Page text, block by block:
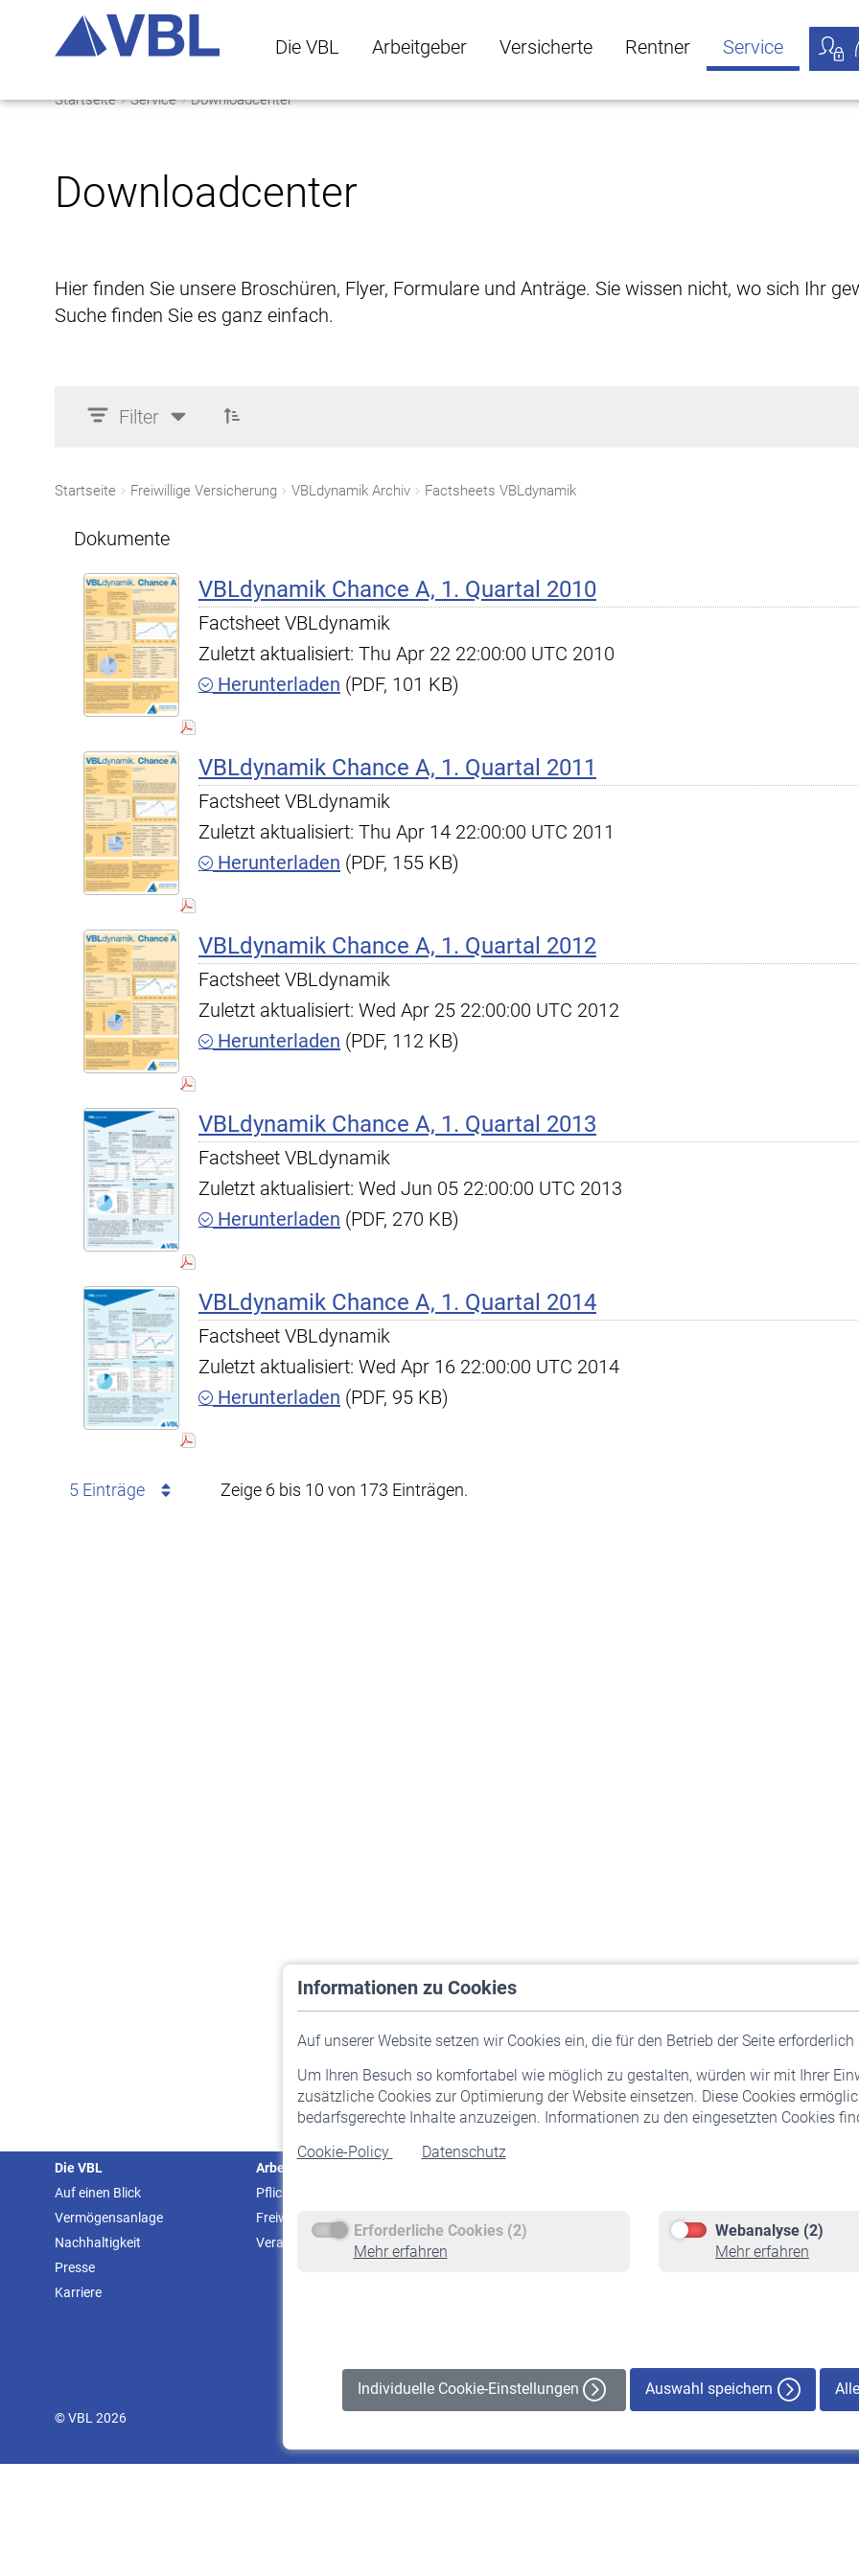
Die VBL Arbeitgeber Versicherte Rentner Service
Startseite Service Downloadcenter
Downloadcenter
Hier finden Sie unsere Broschüren, Flyer, Formulare und Anträge. Sie wissen nicht, wo sich Ihr
Suche finden Sie es ganz einfach.
Filter
Startseite Freiwillige Versicherung VBLdynamik Archiv Factsheets VBLdynamik
Dokumente
VBLdynamik Chance A, 1. Quartal 2010
Factsheet VBLdynamik
Zuletzt aktualisiert: Thu Apr 22 22:00:00 UTC 2010
Herunterladen (PDF, 101 KB)
VBLdynamik Chance A, 1. Quartal 2011
Factsheet VBLdynamik
Zuletzt aktualisiert: Thu Apr 14 22:00:00 UTC 2011
Herunterladen (PDF, 155 KB)
VBLdynamik Chance A, 1. Quartal 2012
Factsheet VBLdynamik
Zuletzt aktualisiert: Wed Apr 25 22:00:00 UTC 2012
Herunterladen (PDF, 112 KB)
VBLdynamik Chance A, 1. Quartal 2013
Factsheet VBLdynamik
Zuletzt aktualisiert: Wed Jun 05 22:00:00 UTC 2013
Herunterladen (PDF, 270 KB)
VBLdynamik Chance A, 1. Quartal 2014
Factsheet VBLdynamik
Zuletzt aktualisiert: Wed Apr 16 22:00:00 UTC 2014
Herunterladen (PDF, 95 KB)
5 Einträge Zeige 6 bis 10 von 173 Einträgen.
Informationen zu Cookies
Auf unserer Website setzen wir Cookies ein, die für den Betrieb der Seite erforderlich
Um Ihren Besuch so komfortabel wie möglich zu gestalten, würden wir mit Ihrer
zusätzliche Cookies zur Optimierung der Website einsetzen. Diese Cookies
bedarfsgerechte Inhalte anzuzeigen. Informationen zu den eingesetzten Cookies
Cookie-Policy
Datenschutz
Erforderliche Cookies (2)
Mehr erfahren
Webanalyse (2)
Mehr erfahren
Individuelle Cookie-Einstellungen Auswahl speichern
Die VBL
Auf einen Blick
Vermögensanlage
Nachhaltigkeit
Presse
Karriere
Arbeitgeber
Pflichtversicherung
Freiwillige Versicherung
Veranstaltungen
Staatliche Förderung
Rente beantragen
Rentenauszahlung
© VBL 2026